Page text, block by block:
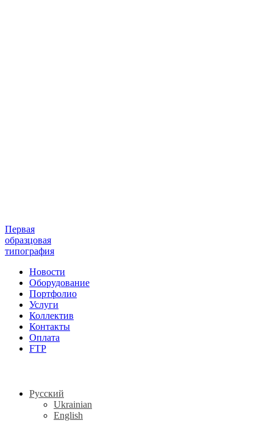
Первая
образцовая
типография
Новости
Оборудование
Портфолио
Услуги
Коллектив
Контакты
Оплата
FTP
Русский
Ukrainian
English